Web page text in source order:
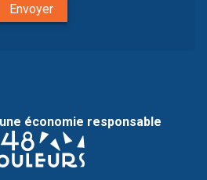
Envoyer
économie responsable